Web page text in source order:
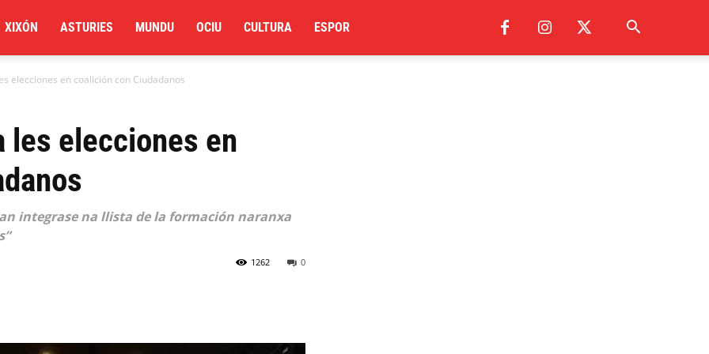
XIXÓN ASTURIES MUNDU OCIU CULTURA ESPOR
elecciones en coalición con Ciudadanos
les elecciones en
integrase na llista de la formación naranxa
0
1262